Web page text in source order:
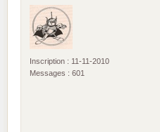
Inscription : 11-11-2010
Messages : 601